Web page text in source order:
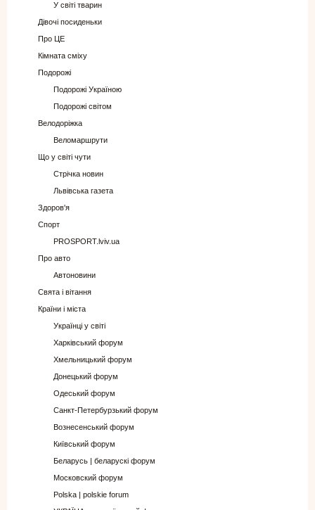
У світі тварин
Дівочі посиденьки
Про ЦЕ
Кімната сміху
Подорожі
Подорожі Україною
Подорожі світом
Велодоріжка
Веломаршрути
Що у світі чути
Стрічка новин
Львівська газета
Здоров'я
Спорт
PROSPORT.lviv.ua
Про авто
Автоновини
Свята і вітання
Країни і міста
Українці у світі
Харківський форум
Хмельницький форум
Донецький форум
Одеський форум
Санкт-Петербурзький форум
Вознесенський форум
Київський форум
Беларусь | беларускі форум
Московский форум
Polska | polskie forum